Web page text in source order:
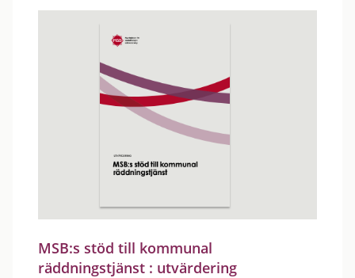
MSB:s stöd till kommunal
räddningstjänst : utvärdering